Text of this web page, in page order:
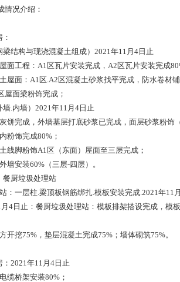
情况介绍：
结构与现浇混凝土组成） 2021 年11 月 4日止
面工程： A1 区瓦片安装完成， A2区瓦片安装完成
屋面： A1 区.A2区混凝土砂浆找平完成，防水卷材
屋面梁粉饰完成；
墙. 内墙） 2021 年11 月 4日止
饼完成，外墙基层打底砂浆已完成，面层砂浆粉饰
粉饰完成80%；
线脚粉饰A1 区（东面）屋面至三层完成；
墙安装60%（三层-四层）。
餐厨垃圾处理站
：一层柱 梁顶板钢筋绑扎 模板安装完成.2021 年11
月 4日止：餐厨垃圾处理站：模板排架搭设完成，模
开挖75%，垫层混凝土完成75%；墙体砌筑75%。
2021 年11 月 4日止
缆桥架安装80%；